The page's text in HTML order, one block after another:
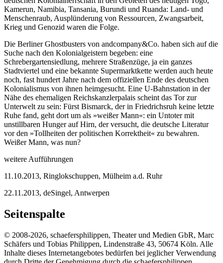
Kamerun, Namibia, Tansania, Burundi und Ruanda: Land- und
Menschenraub, Ausplünderung von Ressourcen, Zwangsarbeit,
Krieg und Genozid waren die Folge.
Die Berliner Ghostbusters von andcompany&Co. haben sich auf die
Suche nach den Kolonialgeistern begeben: eine
Schrebergartensiedlung, mehrere Straßenzüge, ja ein ganzes
Stadtviertel und eine bekannte Supermarktkette werden auch heute
noch, fast hundert Jahre nach dem offiziellen Ende des deutschen
Kolonialismus von ihnen heimgesucht. Eine U-Bahnstation in der
Nähe des ehemaligen Reichskanzlerpalais scheint das Tor zur
Unterwelt zu sein: Fürst Bismarck, der in Friedrichsruh keine letzte
Ruhe fand, geht dort um als »weißer Mann«: ein Untoter mit
unstillbaren Hunger auf Hirn, der versucht, die deutsche Literatur
vor den »Tollheiten der politischen Korrektheit« zu bewahren.
Weißer Mann, was nun?
weitere Aufführungen
11.10.2013, Ringlokschuppen, Mülheim a.d. Ruhr
22.11.2013, deSingel, Antwerpen
Seitenspalte
© 2008-2026, schaefersphilippen, Theater und Medien GbR, Marc
Schäfers und Tobias Philippen, Lindenstraße 43, 50674 Köln. Alle
Inhalte dieses Internetangebotes bedürfen bei jeglicher Verwendung